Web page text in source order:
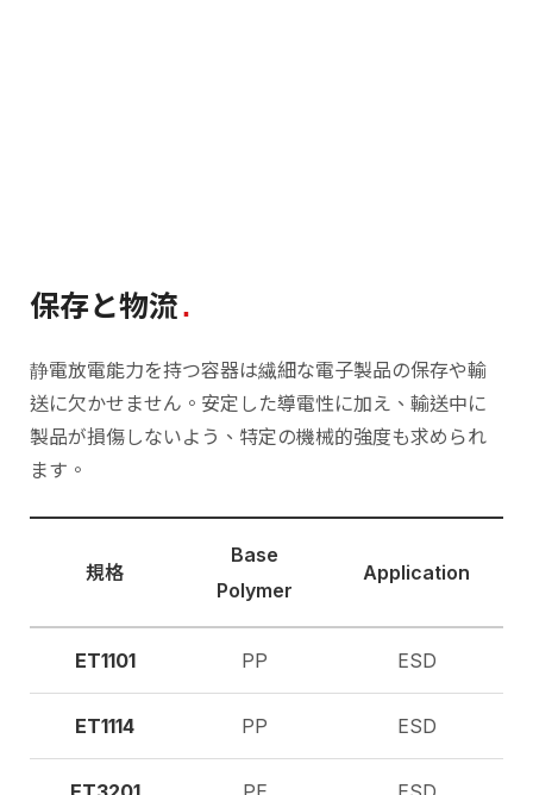
保存と物流
静電放電能力を持つ容器は繊細な電子製品の保存や輸
送に欠かせません。安定した導電性に加え、輸送中に
製品が損傷しないよう、特定の機械的強度も求められ
ます。
規格
Base
Polymer
Application
ET1101 PP ESD
ET1114 PP ESD